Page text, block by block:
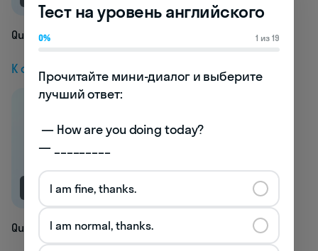
Quisling
К следующей статье
Quixotic
Тест на уровень английского
0% 1 из 19
Прочитайте мини-диалог и выберите
лучший ответ:
— _________
I am fine, thanks.
I am normal, thanks.